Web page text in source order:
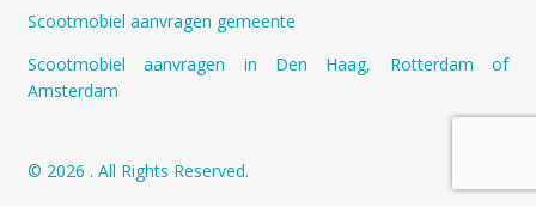
Scootmobiel aanvragen gemeente
Scootmobiel aanvragen in Den Haag, Rotterdam of
Amsterdam
© 2026 . All Rights Reserved.